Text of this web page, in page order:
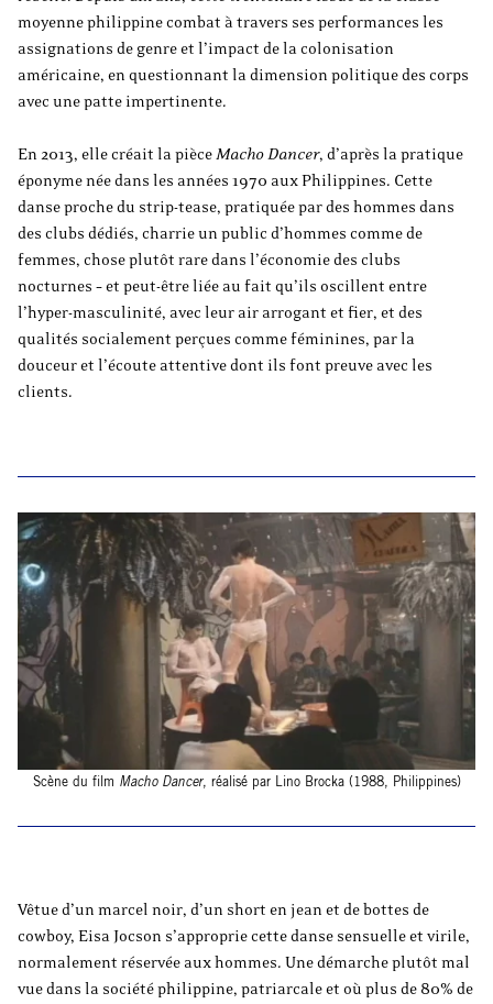
moyenne philippine combat à travers ses performances les
assignations de genre et l’impact de la colonisation
américaine, en questionnant la dimension politique des corps
avec une patte impertinente.
En 2013, elle créait la pièceMacho Dancer, d’après la pratique
éponyme née dans les années 1970 aux Philippines. Cette
danse proche du strip-tease, pratiquée par des hommes dans
des clubs dédiés, charrie un public d’hommes comme de
femmes, chose plutôt rare dans l’économie des clubs
nocturnes – et peut-être liée au fait qu’ils oscillent entre
l’hyper-masculinité, avec leur air arrogant et fier, et des
qualités socialement perçues comme féminines, par la
douceur et l’écoute attentive dont ils font preuve avec les
clients.
Scène du film Macho Dancer, réalisé par Lino Brocka (1988, Philippines)
Vêtue d’un marcel noir, d’un short en jean et de bottes de
cowboy, Eisa Jocson s’approprie cette danse sensuelle et virile,
normalement réservée aux hommes. Une démarche plutôt mal
vue dans la société philippine, patriarcale et où plus de 80% de